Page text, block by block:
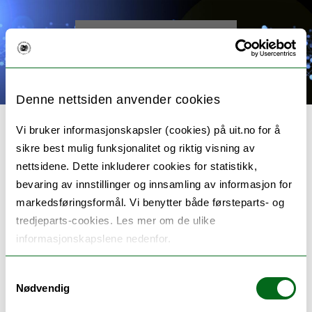
Denne nettsiden anvender cookies
Vi bruker informasjonskapsler (cookies) på uit.no for å
sikre best mulig funksjonalitet og riktig visning av
nettsidene. Dette inkluderer cookies for statistikk,
bevaring av innstillinger og innsamling av informasjon for
markedsføringsformål. Vi benytter både førsteparts- og
tredjeparts-cookies. Les mer om de ulike
informasjonskapslene nedenfor.
Nødvendig
EUTEKNE – Erasmus+ KA220-
SCH (2025–2028)
Use of Technology Grounded on a Socio-